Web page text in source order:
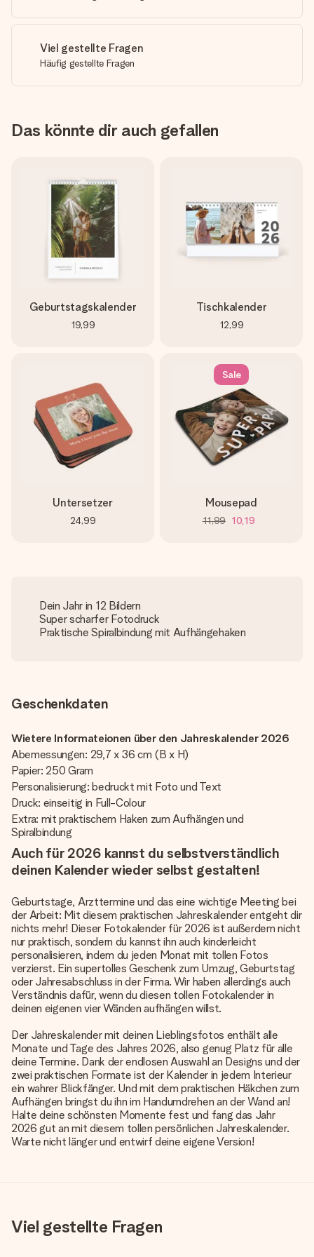
Viel gestellte Fragen
Häufig gestellte Fragen
Das könnte dir auch gefallen
Geburtstagskalender
19,99
Tischkalender
12,99
Untersetzer
24,99
Sale
Mousepad
11,99 10,19
Dein Jahr in 12 Bildern
Super scharfer Fotodruck
Praktische Spiralbindung mit Aufhängehaken
Geschenkdaten
Wietere Informateionen über den Jahreskalender 2026
Abemessungen: 29,7 x 36 cm (B x H)
Papier: 250 Gram
Personalisierung: bedruckt mit Foto und Text
Druck: einseitig in Full-Colour
Extra: mit praktischem Haken zum Aufhängen und
Spiralbindung
Auch für 2026 kannst du selbstverständlich
deinen Kalender wieder selbst gestalten!
Geburtstage, Arzttermine und das eine wichtige Meeting bei
der Arbeit: Mit diesem praktischen Jahreskalender entgeht dir
nichts mehr! Dieser Fotokalender für 2026 ist außerdem nicht
nur praktisch, sondern du kannst ihn auch kinderleicht
personalisieren, indem du jeden Monat mit tollen Fotos
verzierst. Ein supertolles Geschenk zum Umzug, Geburtstag
oder Jahresabschluss in der Firma. Wir haben allerdings auch
Verständnis dafür, wenn du diesen tollen Fotokalender in
deinen eigenen vier Wänden aufhängen willst.
Der Jahreskalender mit deinen Lieblingsfotos enthält alle
Monate und Tage des Jahres 2026, also genug Platz für alle
deine Termine. Dank der endlosen Auswahl an Designs und der
zwei praktischen Formate ist der Kalender in jedem Interieur
ein wahrer Blickfänger. Und mit dem praktischen Häkchen zum
Aufhängen bringst du ihn im Handumdrehen an der Wand an!
Halte deine schönsten Momente fest und fang das Jahr
2026 gut an mit diesem tollen persönlichen Jahreskalender.
Warte nicht länger und entwirf deine eigene Version!
Viel gestellte Fragen